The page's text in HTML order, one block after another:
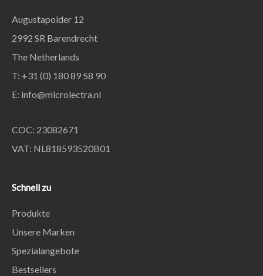
Augustapolder 12
2992 SR Barendrecht
The Netherlands
T: +31 (0) 180 89 58 90
E: info@microlectra.nl
COC: 23082671
VAT: NL818593520B01
Schnell zu
Produkte
Unsere Marken
Spezialangebote
Bestsellers